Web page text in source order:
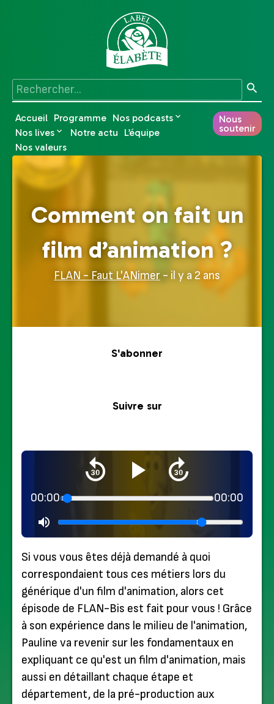
Accueil Programme Nos podcasts
Nos lives
Notre actu
L’équipe
Nos valeurs
Nous
soutenir
Comment on fait un
film d’animation ?
FLAN - Faut L'ANimer - il y a 2 ans
S'abonner
Suivre sur
00:00 00:00
Si vous vous êtes déjà demandé à quoi
correspondaient tous ces métiers lors du
générique d'un film d'animation, alors cet
épisode de FLAN-Bis est fait pour vous ! Grâce
à son expérience dans le milieu de l'animation,
Pauline va revenir sur les fondamentaux en
expliquant ce qu'est un film d'animation, mais
aussi en détaillant chaque étape et
département, de la pré-production aux